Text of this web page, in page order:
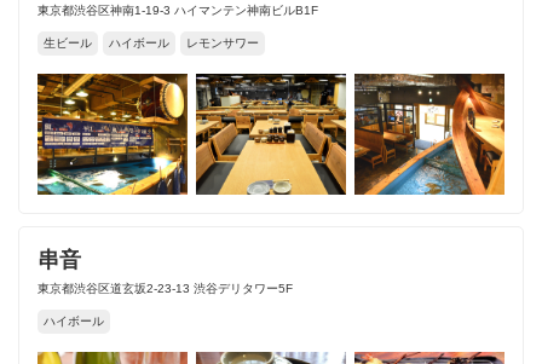
東京都渋谷区神南1-19-3 ハイマンテン神南ビルB1F
生ビール ハイボール レモンサワー
串音
東京都渋谷区道玄坂2-23-13 渋谷デリタワー5F
ハイボール